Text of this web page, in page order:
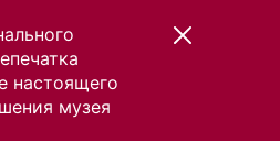
настоящего
музея